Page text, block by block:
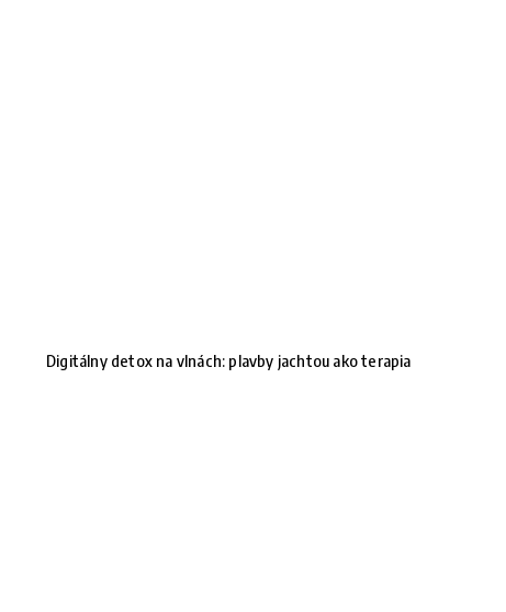
Digitálny detox na vlnách: plavby jachtou ako terapia